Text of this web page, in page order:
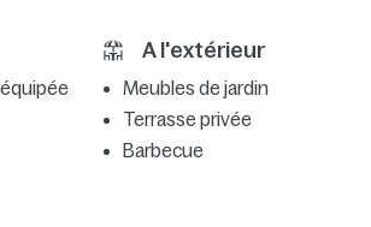
A l'extérieur
Meubles de jardin
Terrasse privée
Barbecue